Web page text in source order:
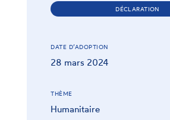
DÉCLARATION
DATE D’ADOPTION
28 mars 2024
THÈME
Humanitaire